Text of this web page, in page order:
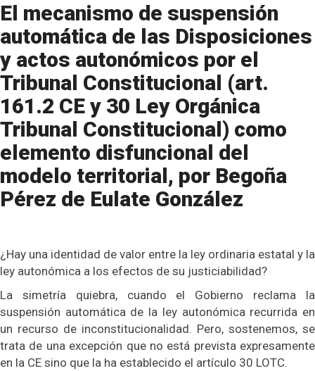
El mecanismo de suspensión
automática de las Disposiciones
y actos autonómicos por el
Tribunal Constitucional (art.
161.2 CE y 30 Ley Orgánica
Tribunal Constitucional) como
elemento disfuncional del
modelo territorial, por Begoña
Pérez de Eulate González
¿Hay una identidad de valor entre la ley ordinaria estatal y la
ley autonómica a los efectos de su justiciabilidad?
La simetría quiebra, cuando el Gobierno reclama la
suspensión automática de la ley autonómica recurrida en
un recurso de inconstitucionalidad. Pero, sostenemos, se
trata de una excepción que no está prevista expresamente
en la CE sino que la ha establecido el artículo 30 LOTC.